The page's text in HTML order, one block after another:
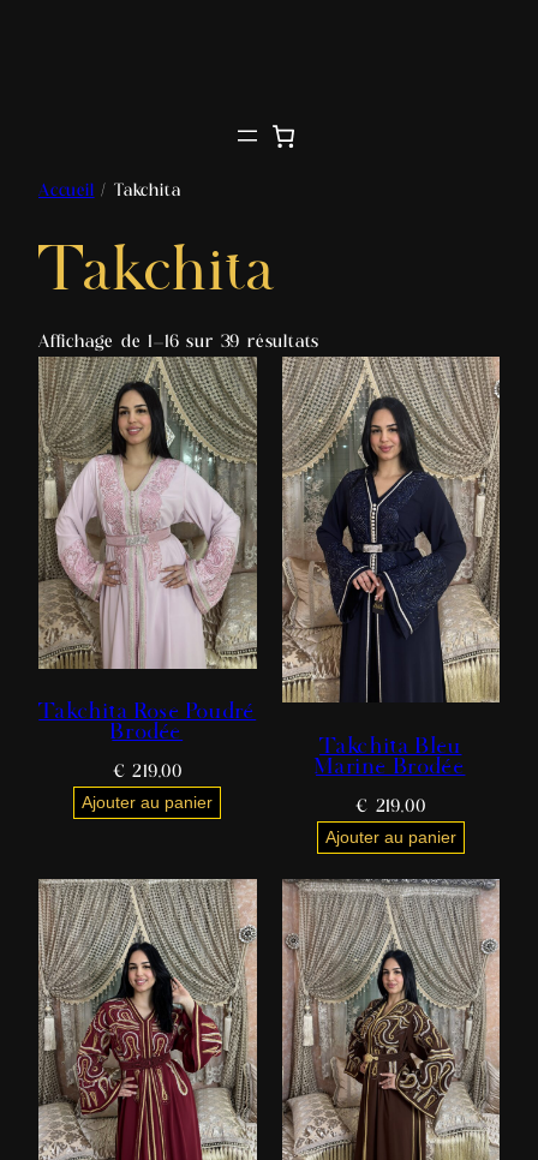
Accueil / Takchita
Takchita
Affichage de 1–16 sur 39 résultats
Takchita Rose Poudré
Brodée
€ 219,00
Ajouter au panier
Takchita Bleu
Marine Brodée
€ 219,00
Ajouter au panier